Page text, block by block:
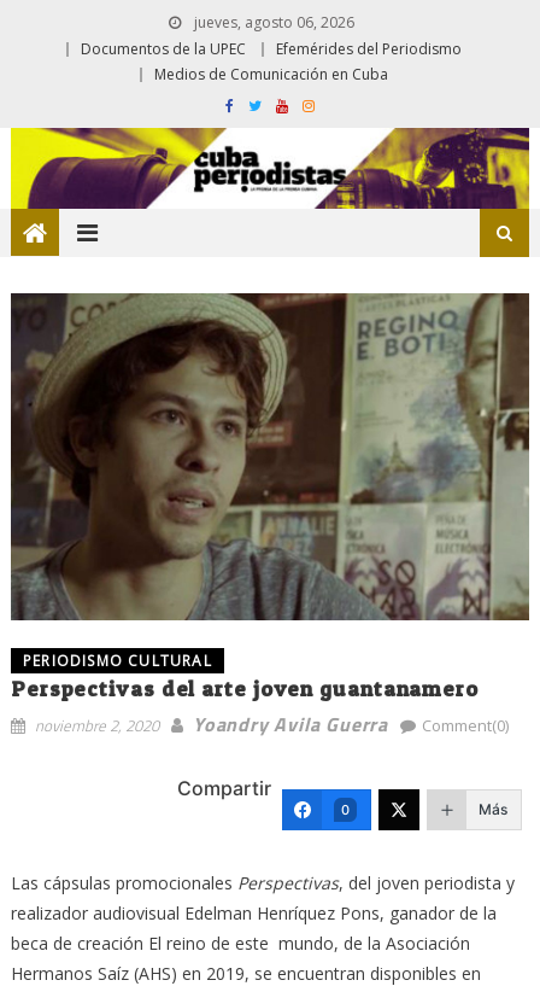
jueves, agosto 06, 2026
Documentos de la UPEC
Efemérides del Periodismo
Medios de Comunicación en Cuba
PERIODISMO CULTURAL
Perspectivas del arte joven guantanamero
noviembre 2, 2020 Yoandry Avila Guerra Comment(0)
Compartir
0 Más
Las cápsulas promocionales Perspectivas, del joven periodista y
realizador audiovisual Edelman Henríquez Pons, ganador de la
beca de creación El reino de este mundo, de la Asociación
Hermanos Saíz (AHS) en 2019, se encuentran disponibles en